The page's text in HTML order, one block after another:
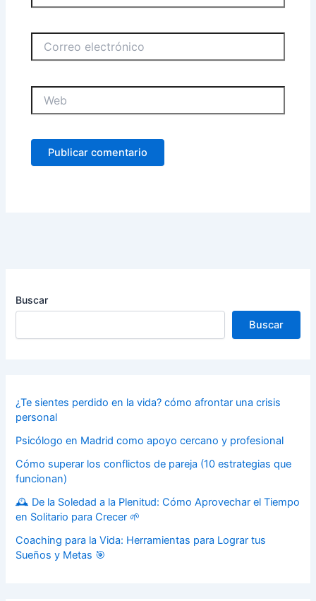
electrónico
Buscar
Buscar
¿Te sientes perdido en la vida? cómo afrontar una crisis
personal
Psicólogo en Madrid como apoyo cercano y profesional
Cómo superar los conflictos de pareja (10 estrategias que
funcionan)
🕰️ De la Soledad a la Plenitud: Cómo Aprovechar el Tiempo
en Solitario para Crecer 🌱
Coaching para la Vida: Herramientas para Lograr tus
Sueños y Metas 🎯